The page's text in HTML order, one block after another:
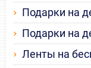
Подарки на
Подарки на
Ленты на